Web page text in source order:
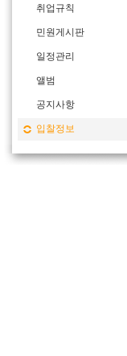
취업규칙
민원게시판
일정관리
앨범
공지사항
입찰정보